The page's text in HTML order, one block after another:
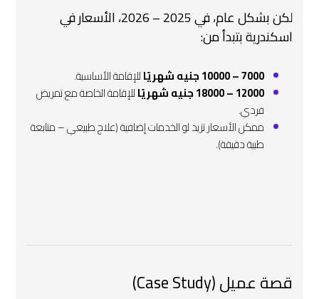
لكن بشكل عام، في 2025 – 2026، الأسعار في
اسكندرية بتبدأ من:
7000 – 10000 جنيه شهريًا
للإقامة الأساسية.
12000 – 18000 جنيه شهريًا
للإقامة الخاصة مع تمريض
فردي.
ممكن الأسعار تزيد لو الخدمات إضافية (علاج طبيعي – متابعة
طبية دقيقة).
قصة عميل (Case Study)